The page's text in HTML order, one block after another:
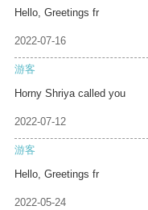
Hello, Greetings fr
2022-07-16
游客
Horny Shriya called you
2022-07-12
游客
Hello, Greetings fr
2022-05-24